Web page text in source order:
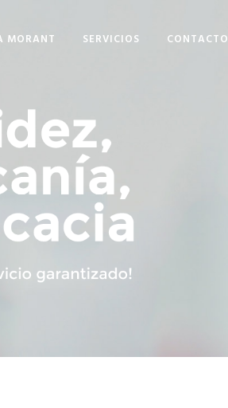
MORANT SERVICIOS CONTACTO